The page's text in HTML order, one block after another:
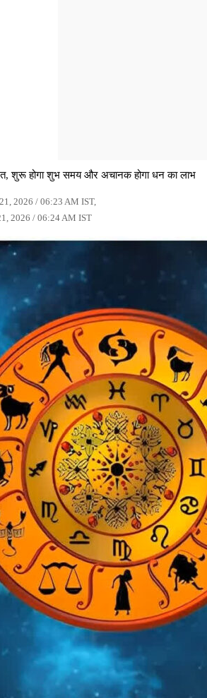
शुरू होगा शुभ समय और अचानक होगा धन का लाभ
2026 / 06:23 AM IST,
2026 / 06:24 AM IST